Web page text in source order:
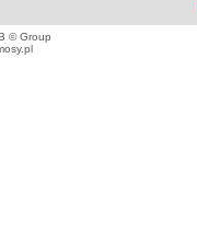
© Group